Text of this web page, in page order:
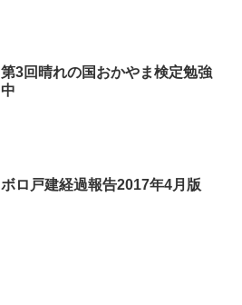
第3回晴れの国おかやま検定勉強
中
ボロ戸建経過報告2017年4月版